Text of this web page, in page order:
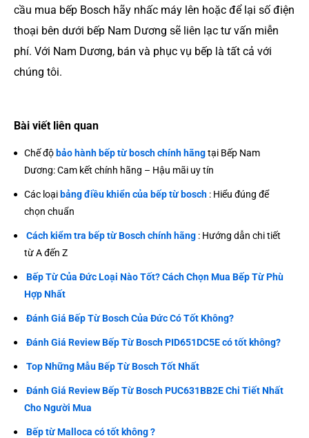
cầu mua bếp Bosch hãy nhấc máy lên hoặc để lại số điện
thoại bên dưới bếp Nam Dương sẽ liên lạc tư vấn miễn
phí. Với Nam Dương, bán và phục vụ bếp là tất cả với
chúng tôi.
Bài viết liên quan
Chế độ bảo hành bếp từ bosch chính hãngtại Bếp Nam
Dương: Cam kết chính hãng – Hậu mãi uy tín
Các loại bảng điều khiển của bếp từ bosch : Hiểu đúng để
chọn chuẩn
Cách kiểm tra bếp từ Bosch chính hãng : Hướng dẫn chi tiết
từ A đến Z
Bếp Từ Của Đức Loại Nào Tốt? Cách Chọn Mua Bếp Từ Phù
Hợp Nhất
Đánh Giá Bếp Từ Bosch Của Đức Có Tốt Không?
Đánh Giá Review Bếp Từ Bosch PID651DC5E có tốt không?
Top Những Mẫu Bếp Từ Bosch Tốt Nhất
Đánh Giá Review Bếp Từ Bosch PUC631BB2E Chi Tiết Nhất
Cho Người Mua
Bếp từ Malloca có tốt không ?